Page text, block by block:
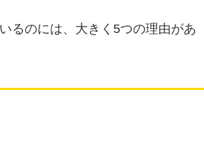
るのには、大きく5つの理由があ